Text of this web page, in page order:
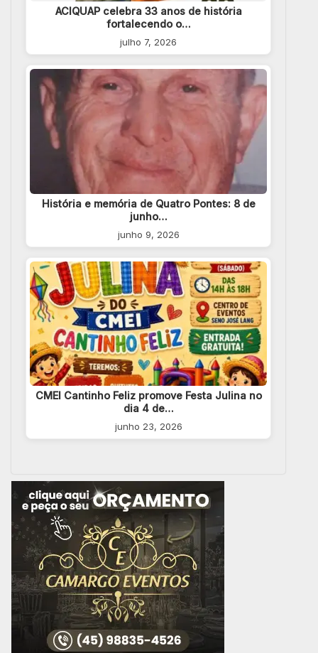
ACIQUAP celebra 33 anos de história
fortalecendo o…
julho 7, 2026
História e memória de Quatro Pontes: 8 de
junho…
junho 9, 2026
CMEI Cantinho Feliz promove Festa Julina no
dia 4 de…
junho 23, 2026